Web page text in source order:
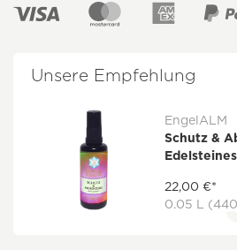
Unsere Empfehlung
EngelALM
Schutz &
22,00 €*
0.05 L